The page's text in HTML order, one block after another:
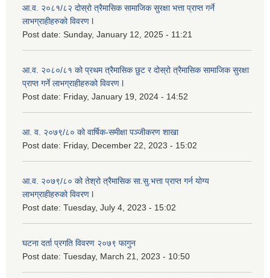
आ.व. २०८१/८२ दोस्रो त्रैमासिक सामाजिक सुरक्षा भत्ता प्राप्त गर्ने
लाभग्राहीहरुको विवरण l
Post date: Sunday, January 12, 2025 - 11:21
आ.व. २०८०/८१ को प्रथम त्रैमासिक छुट र दोस्रो त्रैमासिक सामाजिक सुरक्षा
प्राप्त गर्ने लाभग्राहीहरुको विवरण l
Post date: Friday, January 19, 2024 - 14:52
आ. व. २०७९/८० को वार्षिक-समीक्षा पञ्जीकरण शाखा
Post date: Friday, December 22, 2023 - 15:02
आ.व. २०७९/८० को तेश्रो त्रैमासिक सा.सु.भ‍त्ता प्राप्त गर्न योग्य
लाभग्राहीहरुको विवरण l
Post date: Tuesday, July 4, 2023 - 15:02
घटना दर्ता प्रगति विवरण २०७९ फागुन
Post date: Tuesday, March 21, 2023 - 10:50